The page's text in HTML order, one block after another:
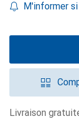
M'informer
livraison